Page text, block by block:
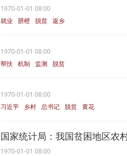
1970-01-01 08:00
就业
脐橙 脱贫 返乡
1970-01-01 08:00
帮扶 机制 监测 脱贫
1970-01-01 08:00
习近平
乡村 总书记 脱贫 黄花
国家统计局：我国贫困地区农
1970-01-01 08:00